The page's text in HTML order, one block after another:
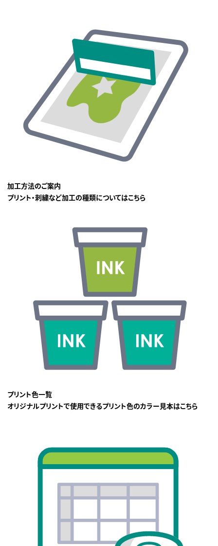
加工方法のご案内
プリント・刺繍など加工の種類についてはこちら
プリント色一覧
オリジナルプリントで使用できるプリント色のカラー見本はこちら